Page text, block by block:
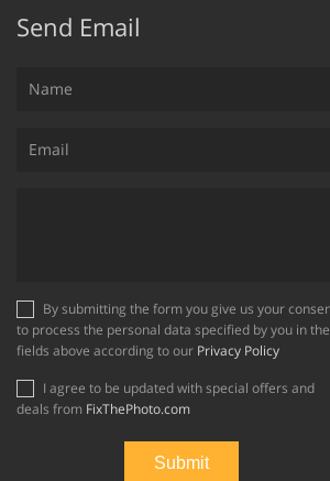
Send Email
to process the personal data specified by you in the
fields above according to our Privacy Policy
deals from FixThePhoto.com